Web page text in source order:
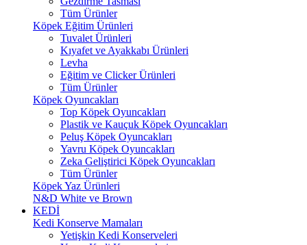
Tüm Ürünler
Köpek Eğitim Ürünleri
Tuvalet Ürünleri
Kıyafet ve Ayakkabı Ürünleri
Levha
Eğitim ve Clicker Ürünleri
Tüm Ürünler
Köpek Oyuncakları
Top Köpek Oyuncakları
Plastik ve Kauçuk Köpek Oyuncakları
Peluş Köpek Oyuncakları
Yavru Köpek Oyuncakları
Zeka Geliştirici Köpek Oyuncakları
Tüm Ürünler
Köpek Yaz Ürünleri
N&D White ve Brown
KEDİ
Kedi Konserve Mamaları
Yetişkin Kedi Konserveleri